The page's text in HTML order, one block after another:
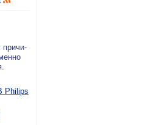
при­чи­
Philips